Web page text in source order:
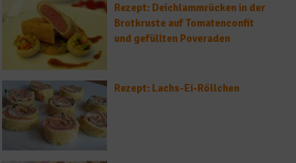
Rezept: Deichlammrücken in der
Brotkruste auf Tomatenconfit
und gefüllten Poveraden
Rezept: Lachs-Ei-Röllchen